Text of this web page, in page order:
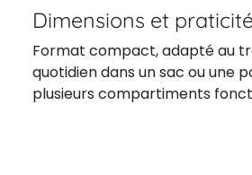
Dimensions et praticité
Format compact, adapté au
quotidien dans un sac ou une
plusieurs compartiments